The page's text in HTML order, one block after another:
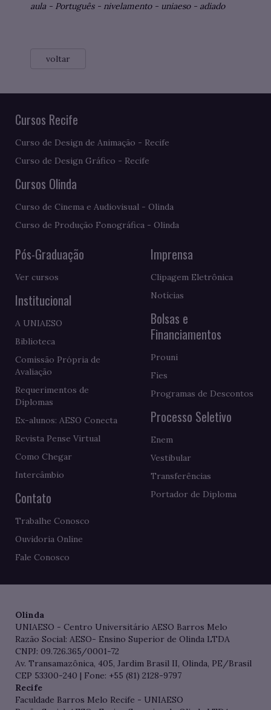
aula - Português- nivelamento- uniaeso- adiado
voltar
Cursos Recife
Curso de Design de Animação - Recife
Curso de Design Gráfico - Recife
Cursos Olinda
Curso de Cinema e Audiovisual - Olinda
Curso de Produção Fonográfica - Olinda
Pós-Graduação
Ver cursos
Institucional
A UNIAESO
Biblioteca
Comissão Própria de
Avaliação
Requerimentos de
Diplomas
Ex-alunos: AESO Conecta
Revista Pense Virtual
Como Chegar
Intercâmbio
Contato
Trabalhe Conosco
Ouvidoria Online
Fale Conosco
Imprensa
Clipagem Eletrônica
Notícias
Bolsas e
Financiamentos
Prouni
Fies
Programas de Descontos
Processo Seletivo
Enem
Vestibular
Transferências
Portador de Diploma
Olinda
UNIAESO - Centro Universitário AESO Barros Melo
Razão Social: AESO- Ensino Superior de Olinda LTDA
CNPJ: 09.726.365/0001-72
Av. Transamazônica, 405, Jardim Brasil II, Olinda, PE/Brasil
CEP 53300-240 | Fone: +55 (81) 2128-9797
Recife
Faculdade Barros Melo Recife - UNIAESO